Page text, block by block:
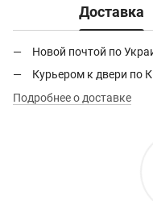
Доставка
Новой почтой по
Курьером к двери по
Подробнее о доставке